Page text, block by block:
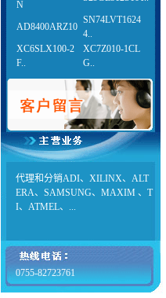
N
AD8400ARZ10
SN74LVT1624
4..
XC6SLX100-2
F..
XC7Z010-1CL
G..
代理和分销ADI、XILINX、ALT
ERA、SAMSUNG、MAXIM 、T
I、ATMEL、...
0755-82723761